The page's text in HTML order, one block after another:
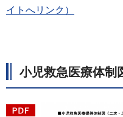
イトへリンク）
小児救急医療体制